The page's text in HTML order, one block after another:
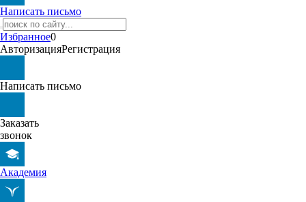
Написать письмо
Избранное0
АвторизацияРегистрация
Написать письмо
Заказать
звонок
Академия